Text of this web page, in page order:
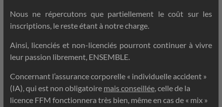
Nous ne répercutons que partiellement le coût sur les
inscriptions, le reste étant à notre charge.
Ainsi, licenciés et non-licenciés pourront continuer à vivre
leur passion librement, ENSEMBLE.
Concernant l’assurance corporelle « individuelle accident »
(IA), qui est non obligatoire mais conseillée, celle de la
licence FFM fonctionnera très bien, même en cas de « mix »